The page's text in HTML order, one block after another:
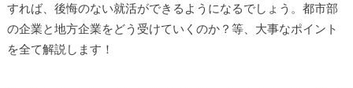
すれば、後悔のない就活ができるようになるでしょう。都市部
の企業と地方企業をどう受けていくのか？等、大事なポイント
を全て解説します！